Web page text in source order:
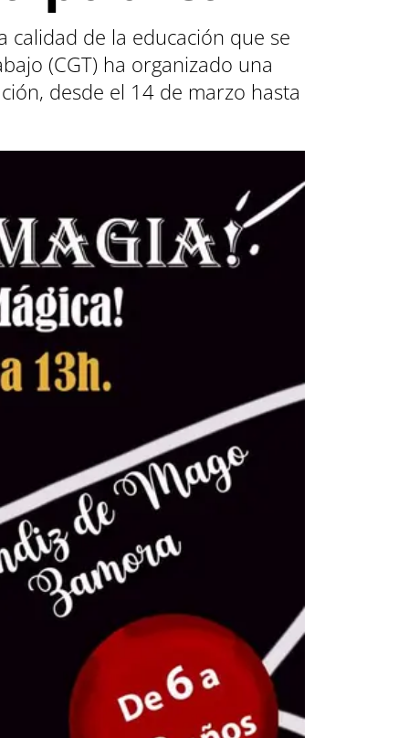
de la educación que se
(CGT) ha organizado una
desde el 14 de marzo hasta